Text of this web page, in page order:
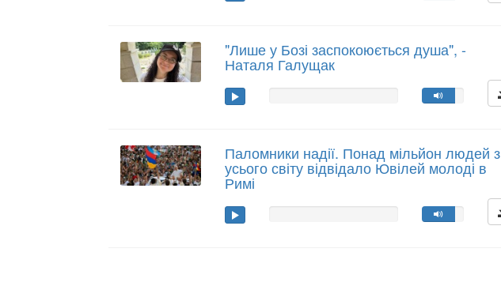
"Лише у Бозі заспокоюється душа", -
Наталя Галущак
Паломники надії. Понад мільйон людей з
усього світу відвідало Ювілей молоді в
Римі